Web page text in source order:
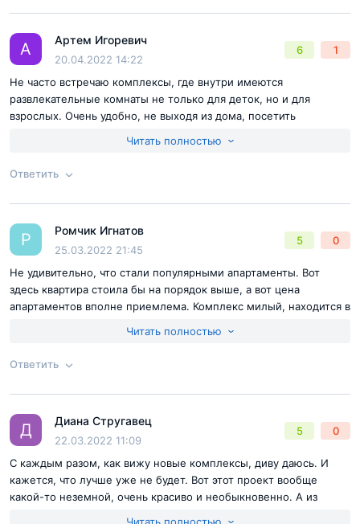
себя помещения для временного проживания
гостиничного типа. К тому же вдоль улицы Намёткина
расположится ещё 11 дополнительных гостевых
парковочных мест.
Нижние уровни, традиционно, достанутся
коммерческим помещениям.Здесь будет представлен
ресторан, сервисные точки обслуживания. Будет ещё
отдельное помещение для приходящих специалистов.
Откроется собственный медицинский центр, который
будет коммерческим, а также СПА-зона с бьюти-
салоном в придачу. А для хранения сезонных вещей
застройщик оборудует 237 индивидуальных кладовых,
которые разместятся на нижнем уровне.
Помимо этого, в проекте
запланированы такие модные и
востребованные "фишки", как хобби-
Согласен справилами публикациина сайте
Отправить комментарий
Ответ на отзыв
Согласен справилами публикациина сайте
Отправить комментарий
А Артем Игоревич
20.04.2022 14:22
6 1
Не часто встречаю комплексы, где внутри имеются
развлекательные комнаты не только для деток, но и для
взрослых. Очень удобно, не выходя из дома, посетить
Читать полностью
Ответить
Ответ на отзыв
Согласен справилами публикациина сайте
Отправить комментарий
Р Ромчик Игнатов
25.03.2022 21:45
5 0
Не удивительно, что стали популярными апартаменты. Вот
здесь квартира стоила бы на порядок выше, а вот цена
апартаментов вполне приемлема. Комплекс милый, находится в
Читать полностью
Ответить
Ответ на отзыв @Ромчик Игнатов
Д Диана Стругавец
22.03.2022 11:09
5 0
С каждым разом, как вижу новые комплексы, диву даюсь. И
кажется, что лучше уже не будет. Вот этот проект вообще
какой-то неземной, очень красиво и необыкновенно. А из